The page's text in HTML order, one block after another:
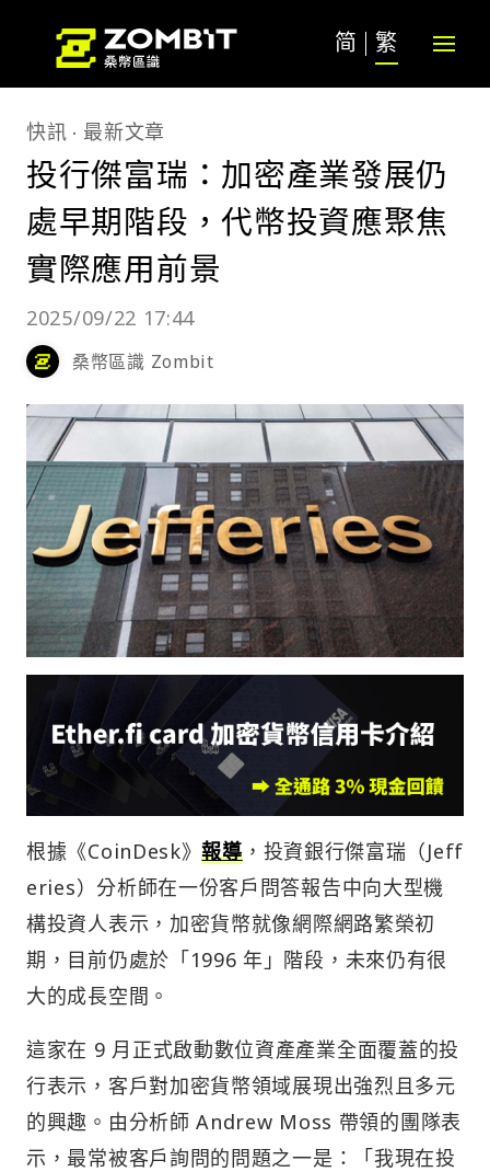
简 繁
快訊 最新文章
投行傑富瑞：加密產業發展仍
處早期階段，代幣投資應聚焦
實際應用前景
2025/09/22 17:44
桑幣區識 Zombit
根據《CoinDesk》報導，投資銀行傑富瑞（Jeff
eries）分析師在一份客戶問答報告中向大型機
構投資人表示，加密貨幣就像網際網路繁榮初
期，目前仍處於「1996 年」階段，未來仍有很
大的成長空間。
這家在 9 月正式啟動數位資產產業全面覆蓋的投
行表示，客戶對加密貨幣領域展現出強烈且多元
的興趣。由分析師 Andrew Moss 帶領的團隊表
示，最常被客戶詢問的問題之一是：「我現在投